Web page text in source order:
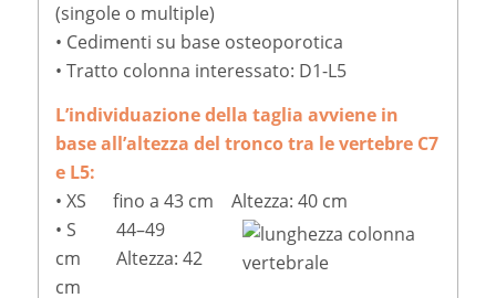
(singole o multiple)
• Cedimenti su base osteoporotica
• Tratto colonna interessato: D1-L5
L’individuazione della taglia avviene in
base all’altezza del tronco tra le vertebre C7
e L5:
• XS fino a 43 cm Altezza: 40 cm
• S 44–49
cm Altezza: 42
cm